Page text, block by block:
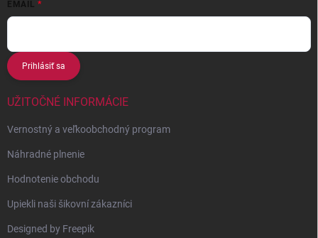
EMAIL
Prihlásiť sa
UŽITOČNÉ INFORMÁCIE
Vernostný a veľkoobchodný program
Náhradné plnenie
Hodnotenie obchodu
Upiekli naši šikovní zákazníci
Designed by Freepik